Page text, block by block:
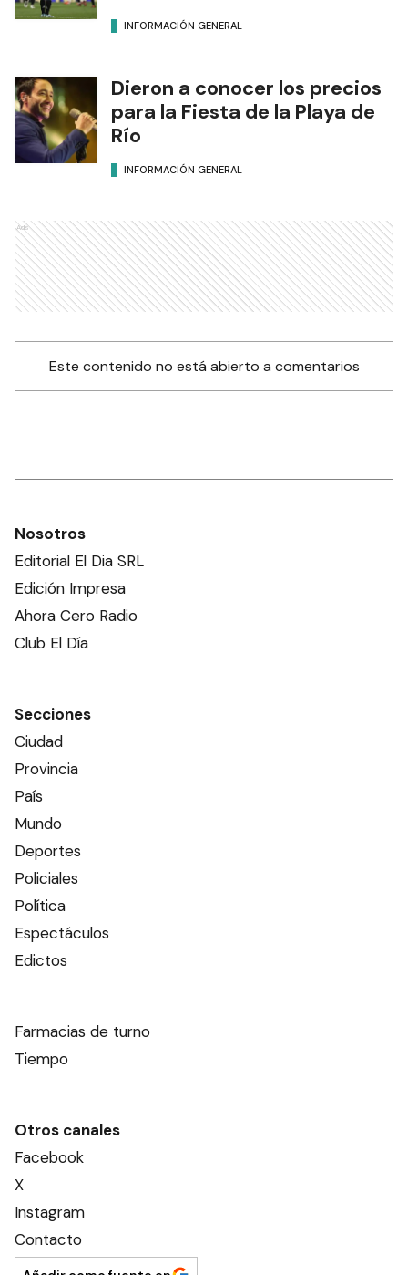
INFORMACIÓN GENERAL
Dieron a conocer los precios
para la Fiesta de la Playa de
Río
INFORMACIÓN GENERAL
Ads
Este contenido no está abierto a comentarios
Nosotros
Editorial El Dia SRL
Edición Impresa
Ahora Cero Radio
Club El Día
Secciones
Ciudad
Provincia
País
Mundo
Deportes
Policiales
Política
Espectáculos
Edictos
Farmacias de turno
Tiempo
Otros canales
Facebook
X
Instagram
Contacto